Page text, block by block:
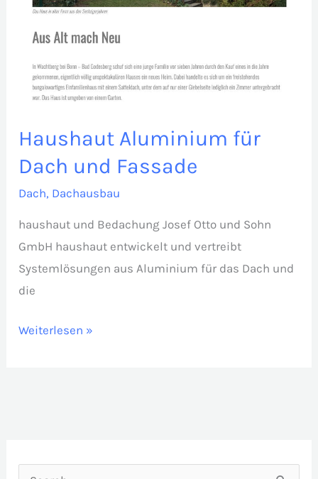
Haushaut Aluminium für
Dach und Fassade
Dach, Dachausbau
haushaut und Bedachung Josef Otto und Sohn
GmbH haushaut entwickelt und vertreibt
Systemlösungen aus Aluminium für das Dach und
die
Haushaut
Weiterlesen »